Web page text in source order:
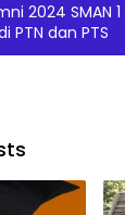
2024 SMAN
PTN dan PTS